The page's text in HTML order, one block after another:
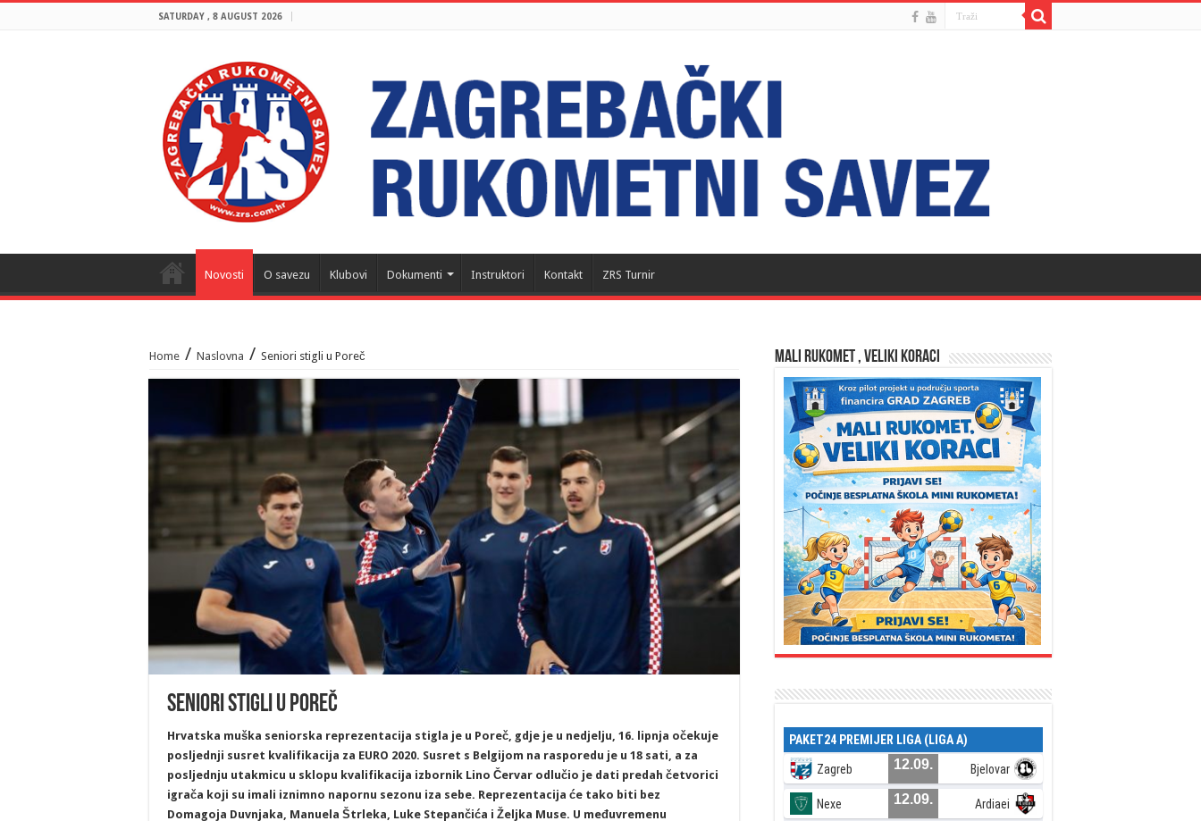
SATURDAY , 8 AUGUST 2026
Novosti O savezu Klubovi Dokumenti Instruktori Kontakt ZRS Turnir
Home / Naslovna / Seniori stigli u Poreč
Seniori stigli u Poreč
Hrvatska muška seniorska reprezentacija stigla je u Poreč, gdje je u nedjelju, 16. lipnja očekuje
posljednji susret kvalifikacija za EURO 2020. Susret s Belgijom na rasporedu je u 18 sati, a za
posljednju utakmicu u sklopu kvalifikacija izbornik Lino Červar odlučio je dati predah četvorici
igrača koji su imali iznimno napornu sezonu iza sebe. Reprezentacija će tako biti bez
Domagoja Duvnjaka, Manuela Štrleka, Luke Stepančića i Željka Muse. U međuvremenu
MALI RUKOMET , VELIKI KORACI
PAKET24 PREMIJER LIGA (LIGA A)
Zagreb 12.09. Bjelovar
Nexe 12.09. Ardiaei